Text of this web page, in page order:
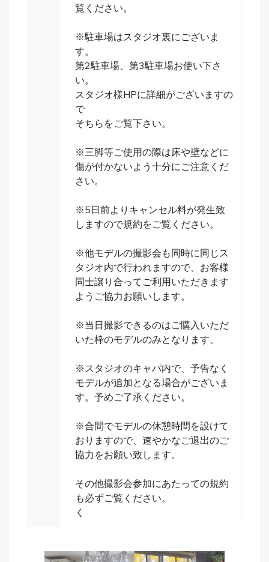
覧ください。
※駐車場はスタジオ裏にございま
す。
第2駐車場、第3駐車場お使い下さ
い。
スタジオ様HPに詳細がございますの
で
そちらをご覧下さい。
※三脚等ご使用の際は床や壁などに
傷が付かないよう十分にご注意くだ
さい。
※5日前よりキャンセル料が発生致
しますので規約をご覧ください。
※他モデルの撮影会も同時に同じス
タジオ内で行われますので、お客様
同士譲り合ってご利用いただきます
ようご協力お願いします。
※当日撮影できるのはご購入いただ
いた枠のモデルのみとなります。
※スタジオのキャパ内で、予告なく
モデルが追加となる場合がございま
す。予めご了承ください。
※合間でモデルの休憩時間を設けて
おりますので、速やかなご退出のご
協力をお願い致します。
その他撮影会参加にあたっての規約
も必ずご覧ください。
く